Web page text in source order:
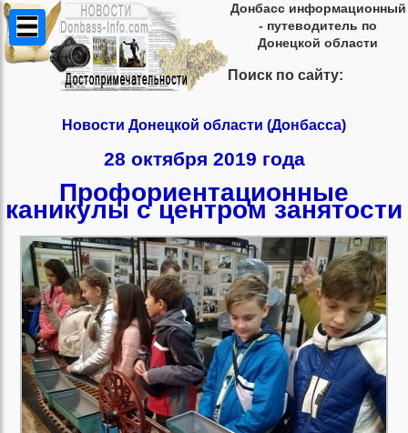
Донбасс информационный
- путеводитель по
Донецкой области
Поиск по сайту:
Новости Донецкой области (Донбасса)
28 октября 2019 года
Профориентационные
каникулы с центром занятости